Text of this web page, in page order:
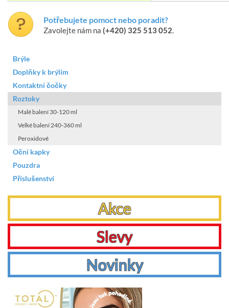
Potřebujete pomoct nebo poradit?
Zavolejte nám na (+420) 325 513 052.
Brýle
Doplňky k brýlím
Kontaktní čočky
Roztoky
Malé balení 30-120 ml
Velké balení 240-360 ml
Peroxidové
Oční kapky
Pouzdra
Příslušenství
Akce
Slevy
Novinky